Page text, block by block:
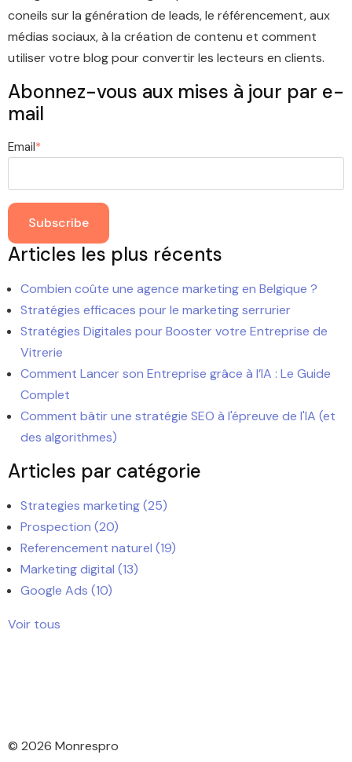
coneils sur la génération de leads, le référencement, aux
médias sociaux, à la création de contenu et comment
utiliser votre blog pour convertir les lecteurs en clients.
Abonnez-vous aux mises à jour par e-
mail
Email*
Articles les plus récents
Combien coûte une agence marketing en Belgique ?
Stratégies efficaces pour le marketing serrurier
Stratégies Digitales pour Booster votre Entreprise de
Vitrerie
Comment Lancer son Entreprise grâce à l’IA : Le Guide
Complet
Comment bâtir une stratégie SEO à l'épreuve de l'IA (et
des algorithmes)
Articles par catégorie
Strategies marketing(25)
Prospection (20)
Referencement naturel (19)
Marketing digital (13)
Google Ads (10)
Voir tous
© 2026 Monrespro